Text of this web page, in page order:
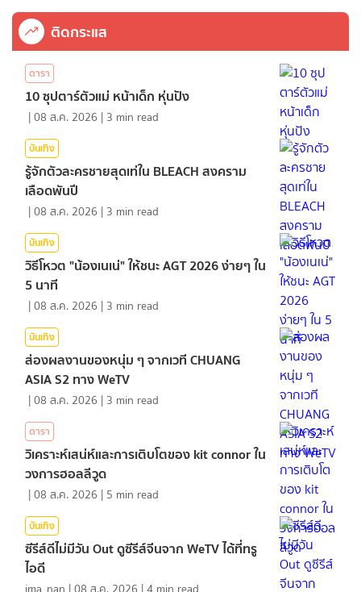
ติดกระแส
ดารา
10 ซุปตาร์ตัวแม่ หน้าเด็ก หุ่นปัง
|08 ส.ค. 2026 | 3 min read
บันเทิง
รู้จักตัวละครชายสุดเท่ใน BLEACH สงคราม
เลือดพันปี
|08 ส.ค. 2026 | 3 min read
บันเทิง
วิธีโหวต "น้องเนเน่" ให้ชนะ AGT 2026 ง่ายๆ ใน
5 นาที
|08 ส.ค. 2026 | 3 min read
บันเทิง
ส่องผลงานของหนุ่ม ๆ จากเวที CHUANG
ASIA S2 ทาง WeTV
|08 ส.ค. 2026 | 3 min read
ดารา
วิเคราะห์เสน่ห์และการเติบโตของ kit connor ใน
วงการฮอลลีวูด
|08 ส.ค. 2026 | 5 min read
บันเทิง
ซีรีส์ดีไม่มีวัน Out ดูซีรีส์จีนจาก WeTV ได้ที่ทรู
ไอดี